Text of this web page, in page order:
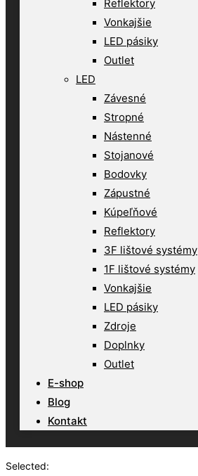
Reflektory
Vonkajšie
LED pásiky
Outlet
LED
Závesné
Stropné
Nástenné
Stojanové
Bodovky
Zápustné
Kúpeľňové
Reflektory
3F lištové systémy
1F lištové systémy
Vonkajšie
LED pásiky
Zdroje
Doplnky
Outlet
E-shop
Blog
Kontakt
Selected: